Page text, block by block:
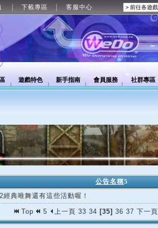
下載專區 客服中心
遊戲特色 新手指南 會員服務 社群專區
公告名稱5
經典唯舞還有這些活動喔！
Top 5 上一頁 33 34 [35] 36 37 下一頁